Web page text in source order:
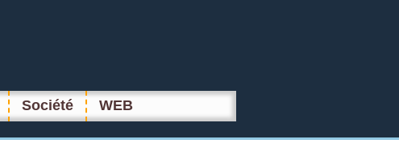
Société WEB